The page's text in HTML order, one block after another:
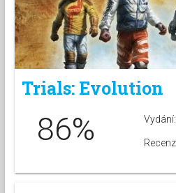
Trials: Evolution
86%